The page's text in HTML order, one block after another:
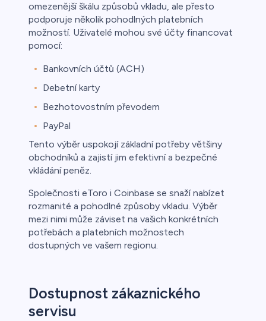
omezenější škálu způsobů vkladu, ale přesto
podporuje několik pohodlných platebních
možností. Uživatelé mohou své účty financovat
pomocí:
Bankovních účtů (ACH)
Debetní karty
Bezhotovostním převodem
PayPal
Tento výběr uspokojí základní potřeby většiny
obchodníků a zajistí jim efektivní a bezpečné
vkládání peněz.
Společnosti eToro i Coinbase se snaží nabízet
rozmanité a pohodlné způsoby vkladu. Výběr
mezi nimi může záviset na vašich konkrétních
potřebách a platebních možnostech
dostupných ve vašem regionu.
Dostupnost zákaznického
servisu